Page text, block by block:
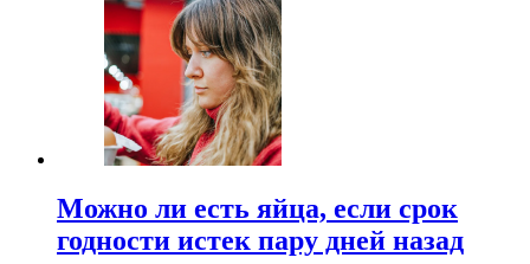
Можно ли есть яйца, если срок
годности истек пару дней назад